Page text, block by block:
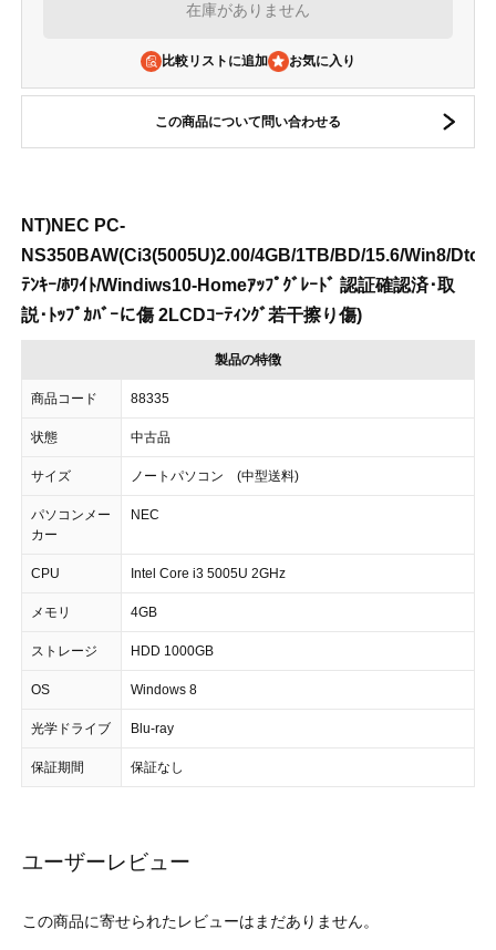
在庫がありません
比較リストに追加
この商品について問い合わせる
NT)NEC PC-
NS350BAW(Ci3(5005U)2.00/4GB/1TB/BD/15.6/Win8/DtoD
ﾃﾝｷｰ/ﾎﾜｲﾄ/Windiws10-Homeｱｯﾌﾟｸﾞﾚｰﾄﾞ 認証確認済･取
説･ﾄｯﾌﾟｶﾊﾞｰに傷 2LCDｺｰﾃｨﾝｸﾞ若干擦り傷)
製品の特徴
商品コード 88335
状態 中古品
サイズ ノートパソコン (中型送料)
パソコンメー
カー
NEC
CPU Intel Core i3 5005U 2GHz
メモリ 4GB
ストレージ HDD 1000GB
OS Windows 8
光学ドライブ Blu-ray
保証期間 保証なし
ユーザーレビュー
この商品に寄せられたレビューはまだありません。